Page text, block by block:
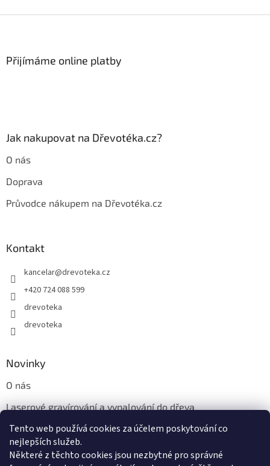
Tento web používá cookies za účelem poskytování co
nejlepších služeb.
Některé z těchto cookies jsou nezbytné pro správné
Přijímáme online platby
Jak nakupovat na Dřevotéka.cz?
O nás
Doprava
Průvodce nákupem na Dřevotéka.cz
Kontakt
kancelar@drevoteka.cz
+420 724 088 599
drevoteka
drevoteka
Novinky
O nás
Laserové gravírování a vypalování do dřeva
Proč jíst z přírodních dřevěných talířů: Ekologická a Stylová
Volba